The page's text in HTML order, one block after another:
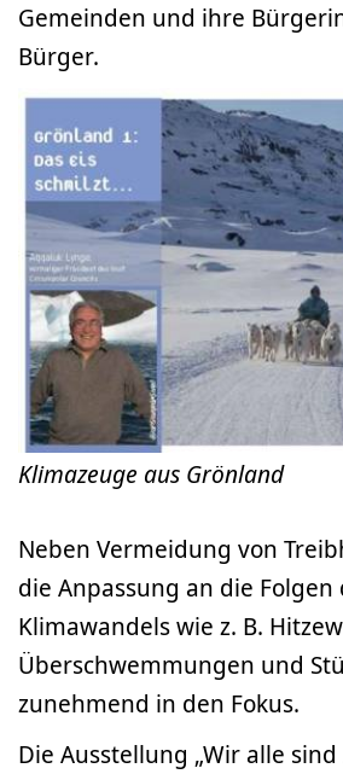
Gemeinden und ihre
Bürger.
Klimazeuge aus Grönland
Neben Vermeidung von
die Anpassung an die Folgen
Klimawandels wie z. B.
Überschwemmungen und
zunehmend in den Fokus.
Die Ausstellung „Wir alle